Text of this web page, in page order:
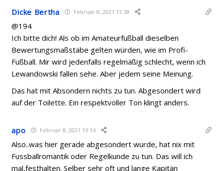
Dicke Bertha Februar 8, 2021 13:58
@194
Ich bitte dich! Als ob im Amateurfußball dieselben
Bewertungsmaßstäbe gelten würden, wie im Profi-
Fußball. Mir wird jedenfalls regelmäßig schlecht, wenn ich
Lewandowski fallen sehe.Aber jedem seine Meinung.
Das hat mit Absondern nichts zu tun. Abgesondert wird
auf der Toilette. Ein respektvoller Ton klingt anders.
apo Februar 8, 2021 13:14
Also..was hier gerade abgesondert wurde, hat nix mit
Fussballromantik oder Regelkunde zu tun. Das will ich
mal,festhalten. Selber sehr oft und lange Kapitän